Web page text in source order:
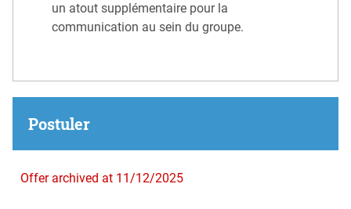
un atout supplémentaire pour la
communication au sein du groupe.
Postuler
Offer archived at 11/12/2025